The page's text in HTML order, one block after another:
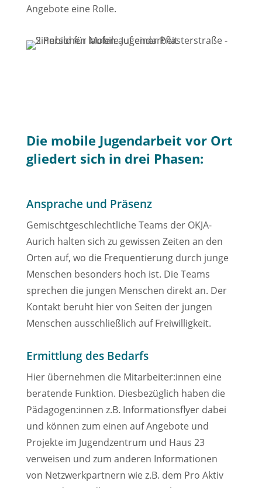
Angebote eine Rolle.
Die mobile Jugendarbeit vor Ort
gliedert sich in drei Phasen:
Ansprache und Präsenz
Gemischtgeschlechtliche Teams der OKJA-
Aurich halten sich zu gewissen Zeiten an den
Orten auf, wo die Frequentierung durch junge
Menschen besonders hoch ist. Die Teams
sprechen die jungen Menschen direkt an. Der
Kontakt beruht hier von Seiten der jungen
Menschen ausschließlich auf Freiwilligkeit.
Ermittlung des Bedarfs
Hier übernehmen die Mitarbeiter:innen eine
beratende Funktion. Diesbezüglich haben die
Pädagogen:innen z.B. Informationsflyer dabei
und können zum einen auf Angebote und
Projekte im Jugendzentrum und Haus 23
verweisen und zum anderen Informationen
von Netzwerkpartnern wie z.B. dem Pro Aktiv